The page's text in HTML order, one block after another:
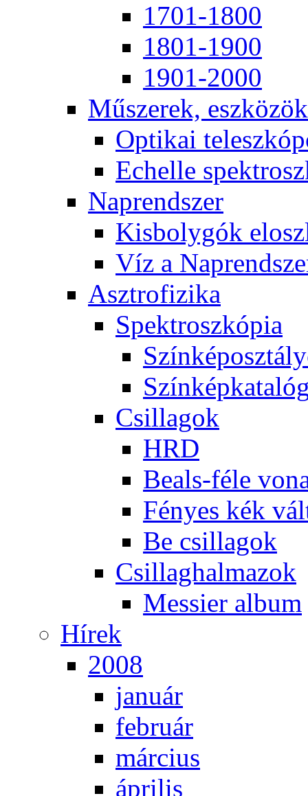
1701-1800
1801-1900
1901-2000
Mű­sze­rek, esz­kö­zök
Op­ti­kai
Echel­le
Nap­rend­szer
Kis­boly­gók
Víz a
Aszt­ro­fi­zi­ka
Spekt­rosz­kó­pia
Csil­la­gok
HRD
Be­als-fé­le
Fé­nyes kék
Be csil­la­gok
Csil­lag­hal­ma­zok
Mes­si­er al­bum
Hí­rek
2008
ja­nu­ár
feb­ru­ár
már­ci­us
áp­ri­lis